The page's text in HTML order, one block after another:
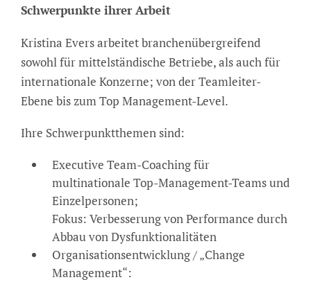
Schwerpunkte ihrer Arbeit
Kristina Evers arbeitet branchenübergreifend
sowohl für mittelständische Betriebe, als auch für
internationale Konzerne; von der Teamleiter-
Ebene bis zum Top Management-Level.
Ihre Schwerpunktthemen sind:
Executive Team-Coaching für
multinationale Top-Management-Teams und
Einzelpersonen;
Fokus: Verbesserung von Performance durch
Abbau von Dysfunktionalitäten
Organisationsentwicklung / „Change
Management“: